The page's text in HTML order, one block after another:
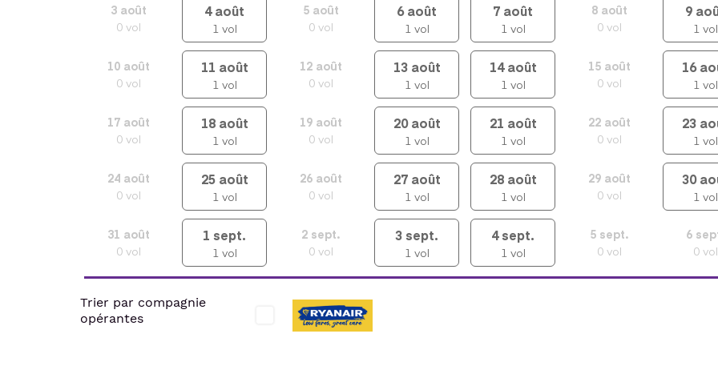
3 août
0 vol
4 août
1 vol
5 août
0 vol
6 août
1 vol
7 août
1 vol
8 août
0 vol
9
1 vol
10 août
0 vol
11 août
1 vol
12 août
0 vol
13 août
1 vol
14 août
1 vol
15 août
0 vol
16
1 vol
17 août
0 vol
18 août
1 vol
19 août
0 vol
20 août
1 vol
21 août
1 vol
22 août
0 vol
23
1 vol
24 août
0 vol
25 août
1 vol
26 août
0 vol
27 août
1 vol
28 août
1 vol
29 août
0 vol
30
1 vol
31 août
0 vol
1 sept.
1 vol
2 sept.
0 vol
3 sept.
1 vol
4 sept.
1 vol
5 sept.
0 vol
6
0 vol
Trier par compagnie
opérantes